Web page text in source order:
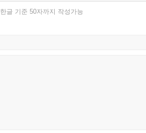
한글 기준 50자까지 작성가능